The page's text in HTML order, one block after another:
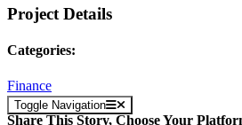
Toggle Navigation
Project Details
Categories:
Finance
Share This Story, Choose Your